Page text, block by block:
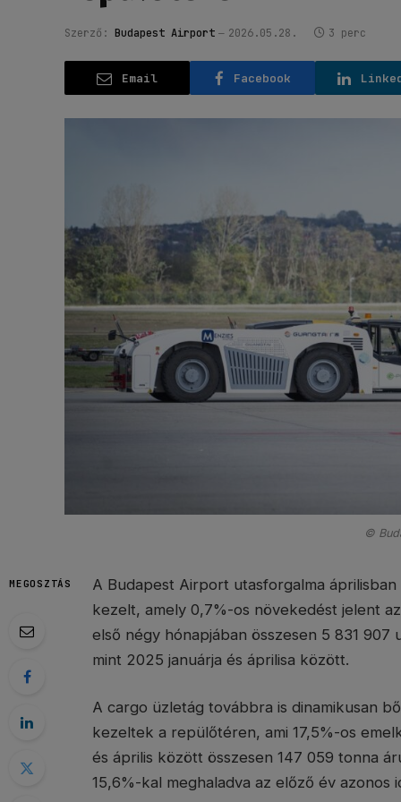
Szerző: Budapest Airport 2026.05.28. 3 perc
Email Facebook
©
MEGOSZTÁS
A Budapest Airport utasforgalma
kezelt, amely 0,7%-os növekedést jelent
első négy hónapjában összesen 5 831
mint 2025 januárja és áprilisa között.
A cargo üzletág továbbra is dinamikusan
kezeltek a repülőtéren, ami 17,5%-os
és április között összesen 147 059 tonna
15,6%-kal meghaladva az előző év azonos